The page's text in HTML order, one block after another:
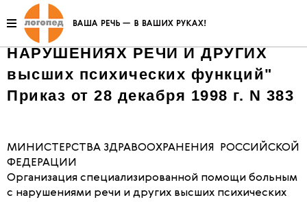
"О СПЕЦИАЛИЗИРОВАННОЙ
ПОМОЩИ БОЛЬНЫМ ПРИ
НАРУШЕНИЯХ РЕЧИ И ДРУГИХ
высших психических функций"
Приказ от 28 декабря 1998 г. N 383
МИНИСТЕРСТВА ЗДРАВООХРАНЕНИЯ РОССИЙСКОЙ
ФЕДЕРАЦИИ
Организация специализированной помощи больным
с нарушениями речи и других высших психических